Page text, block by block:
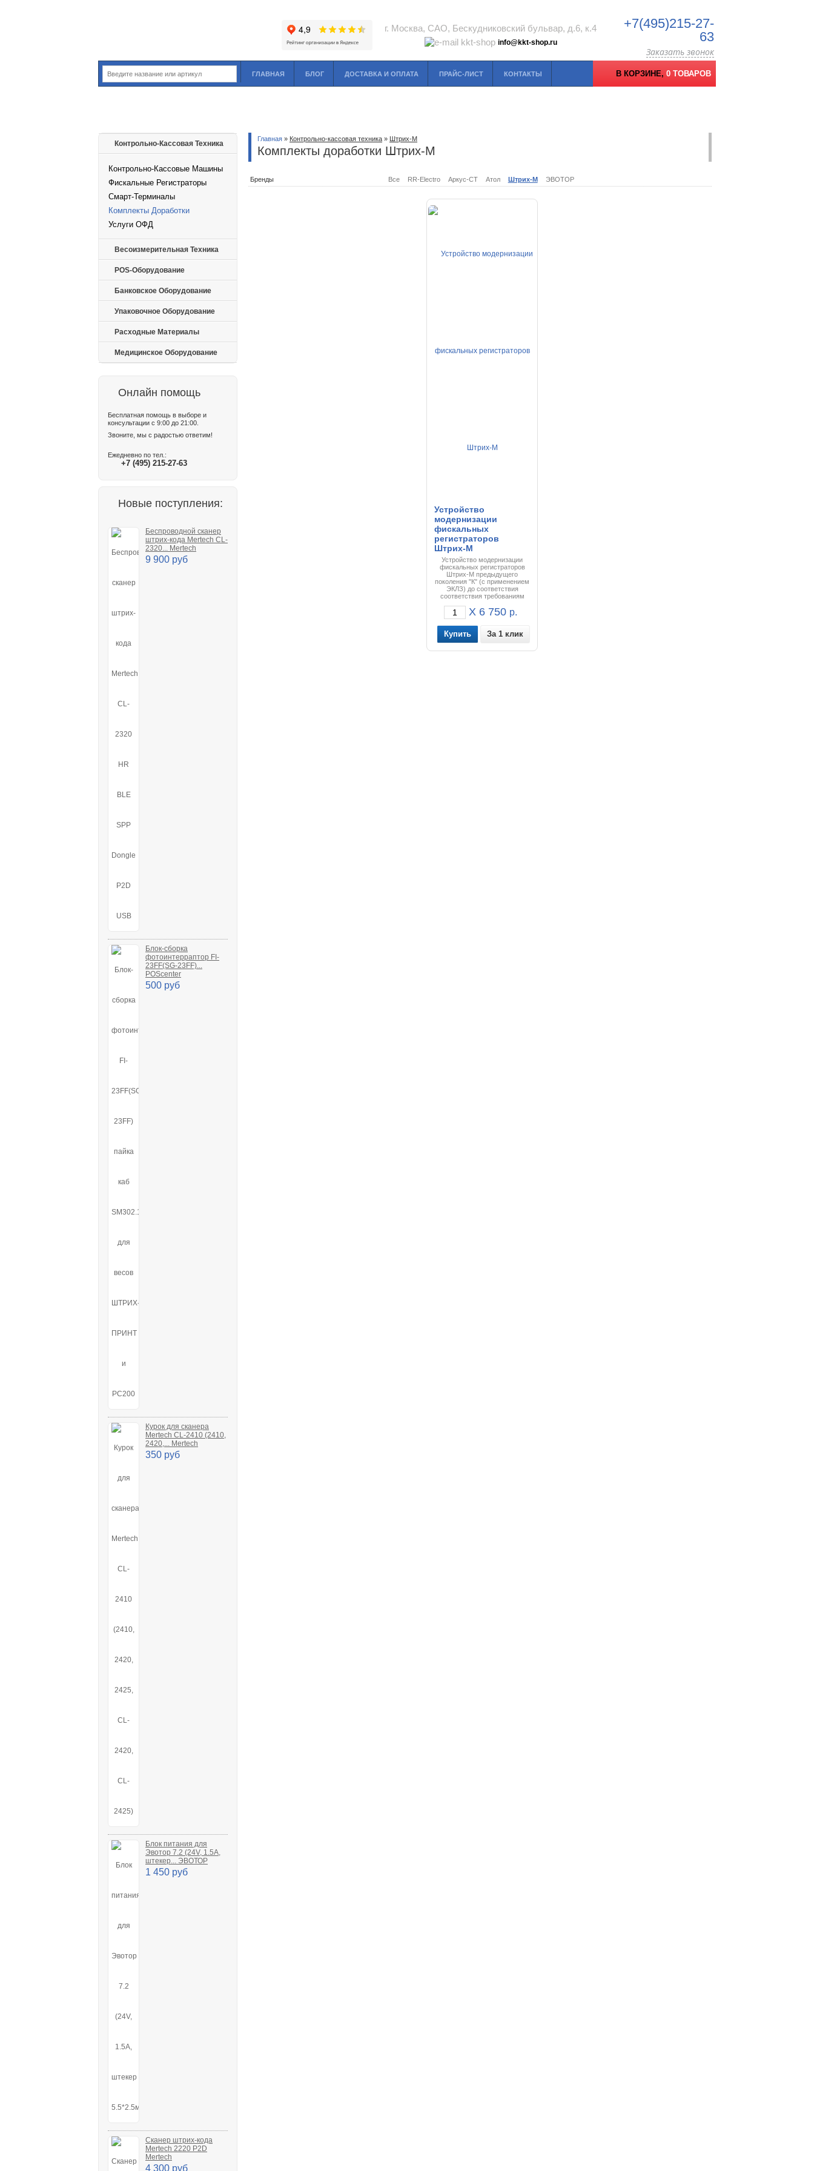
г. Москва, САО, Бескудниковский бульвар, д.6, к.4
info@kkt-shop.ru
+7(495)215-27-
63
Заказать звонок
ГЛАВНАЯ БЛОГ ДОСТАВКА И ОПЛАТА ПРАЙС-ЛИСТ КОНТАКТЫ В КОРЗИНЕ, 0 ТОВАРОВ
Контрольно-Кассовая Техника
Контрольно-Кассовые Машины
Фискальные Регистраторы
Смарт-Терминалы
Комплекты Доработки
Услуги ОФД
Весоизмерительная Техника
POS-Оборудование
Банковское Оборудование
Упаковочное Оборудование
Расходные Материалы
Медицинское Оборудование
Онлайн помощь
Бесплатная помощь в выборе и
консультации с 9:00 до 21:00.
Звоните, мы с радостью ответим!
Ежедневно по тел.:
+7 (495) 215-27-63
Новые поступления:
Беспроводной сканер
штрих-кода Mertech CL-
2320... Mertech
9 900 руб
Блок-сборка
фотоинтерраптор FI-
23FF(SG-23FF)...
POScenter
500 руб
Курок для сканера
Mertech CL-2410 (2410,
2420,... Mertech
350 руб
Блок питания для
Эвотор 7.2 (24V, 1.5A,
штекер... ЭВОТОР
1 450 руб
Сканер штрих-кода
Mertech 2220 P2D
Mertech
4 300 руб
Главная » Контрольно-кассовая техника » Штрих-М
Комплекты доработки Штрих-М
Бренды Все RR-Electro Аркус-СТ Атол Штрих-М ЭВОТОР
Устройство
модернизации
фискальных
регистраторов
Штрих-М
Устройство модернизации
фискальных регистраторов
Штрих-М предыдущего
поколения "К" (с применением
ЭКЛЗ) до соответствия
соответствия требованиям
фискального накопителя.
X 6 750 р.
За 1 клик